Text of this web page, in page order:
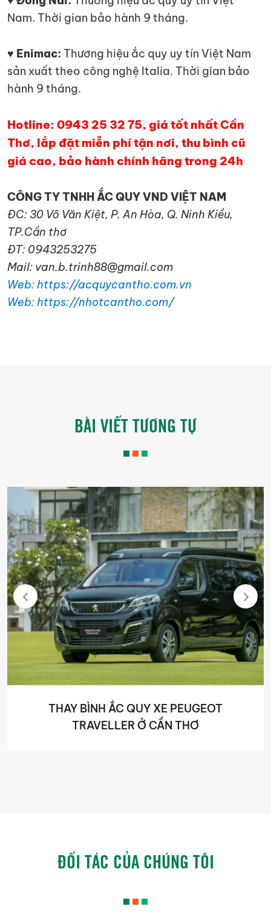
Nam. Thời gian bảo hành 9 tháng.
♥ Enimac: Thương hiệu ắc quy uy tín Việt Nam
sản xuất theo công nghệ Italia. Thời gian bảo
hành 9 tháng.
Hotline: 0943 25 32 75, giá tốt nhất Cần
Thơ, lắp đặt miễn phí tận nơi, thu bình cũ
giá cao, bảo hành chính hãng trong 24h
CÔNG TY TNHH ẮC QUY VND VIỆT NAM
ĐC: 30 Võ Văn Kiệt, P. An Hòa, Q. Ninh Kiều,
TP.Cần thơ
ĐT: 0943253275
Mail: van.b.trinh88@gmail.com
Web: https://acquycantho.com.vn
Web: https://nhotcantho.com/
BÀI VIẾT TƯƠNG TỰ
THAY BÌNH ẮC QUY XE PEUGEOT
TRAVELLER Ở CẦN THƠ
ĐỐI TÁC CỦA CHÚNG TÔI